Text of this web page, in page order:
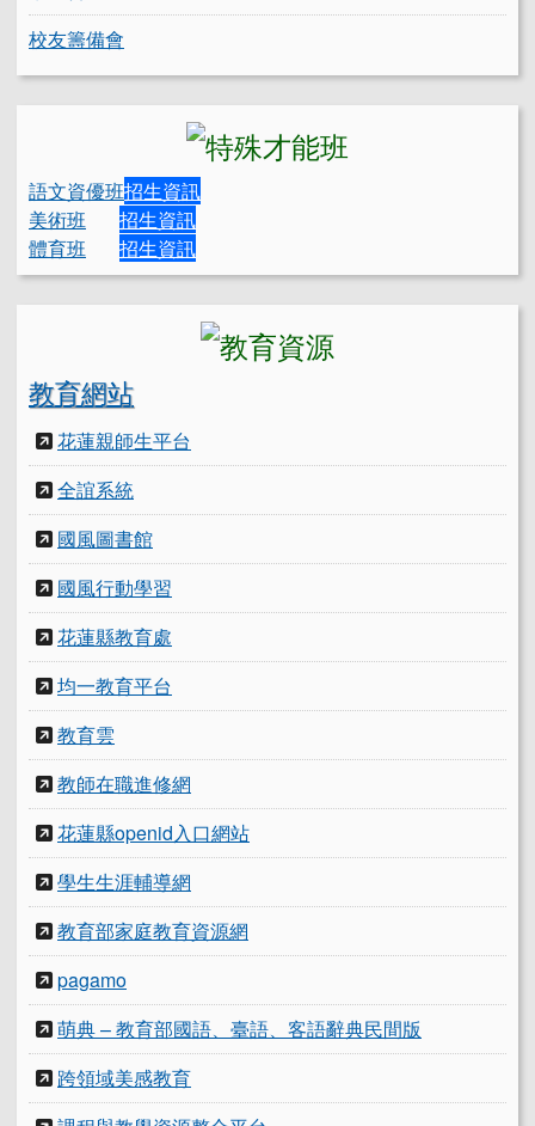
校友籌備會
語文資優班招生資訊
美術班
招生資訊
體育班
招生資訊
教育網站
花蓮親師生平台
全誼系統
國風圖書館
國風行動學習
花蓮縣教育處
均一教育平台
教育雲
教師在職進修網
花蓮縣openid入口網站
學生生涯輔導網
教育部家庭教育資源網
pagamo
萌典 – 教育部國語、臺語、客語辭典民間版
跨領域美感教育